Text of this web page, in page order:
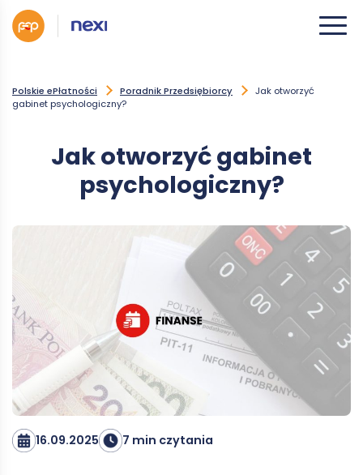
Polskie ePłatności Poradnik Przedsiębiorcy
Jak otworzyć
gabinet psychologiczny?
Jak otworzyć gabinet
psychologiczny?
16.09.2025 7 min czytania